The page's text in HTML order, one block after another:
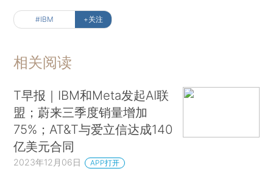
#IBM +关注
相关阅读
T早报｜IBM和Meta发起AI联
盟；蔚来三季度销量增加
75%；AT&T与爱立信达成140
亿美元合同
2023年12月06日 APP打开